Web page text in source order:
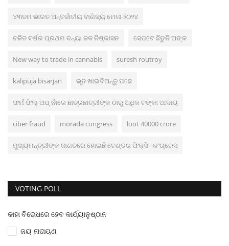
୪୩ତମ ଭାରତ ଅନ୍ତର୍ଜାତୀୟ ବାଣିଜ୍ୟ ମେଳା-୨୦୨୪
ଚଳିତ ବର୍ଷର ପ୍ରଥମ ବନ୍ୟା ଜଳ ନିଷ୍କାସନ ସେପଟେ ଛିଡୁନି ଅଙ୍କ
New way to trade in cannabis suresh routroy
kalipuja bisarjan ଭୂତ ଖାଇଦିଅନ୍ତୁ ପଛେ
ଫର୍ମ ଫିଲ୍‌-ଅପ୍ ନାଁରେ ଛାତ୍ରଛାତ୍ରୀଙ୍କ ଠାରୁ ଅଧିକ ଟଙ୍କା ଆଦାୟ
ciber fraud morada congress loot 40000 crore
ମୁଖ୍ୟମନ୍ତ୍ରୀଙ୍କ ଜାଣତରେ ହୋଇଛି ଟେଣ୍ଡର ଫିକ୍ସିଂ- କଂଗ୍ରେସ
VOTING POLL
କାହା ବିରୋଧରେ ହେବ କାର୍ଯ୍ୟାନୁଷ୍ଠାନ
ଜୟ ନାରାୟଣ